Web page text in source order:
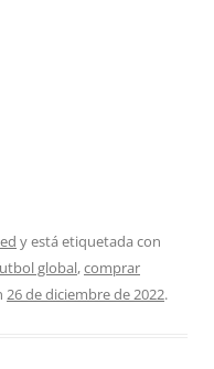
y está etiquetada con
global,comprar
26 de diciembre de 2022.